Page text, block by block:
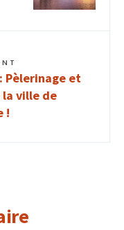
Pèlerinage et
ville de
!